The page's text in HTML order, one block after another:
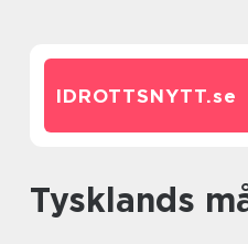
IDROTTSNYTT.se
tysklands